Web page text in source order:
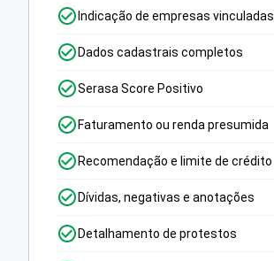
Indicação de empresas vinculadas
Dados cadastrais completos
Serasa Score Positivo
Faturamento ou renda presumida
Recomendação e limite de crédito
Dívidas, negativas e anotações
Detalhamento de protestos